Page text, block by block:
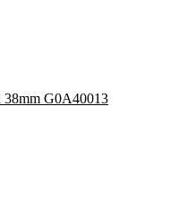
38mm G0A40013